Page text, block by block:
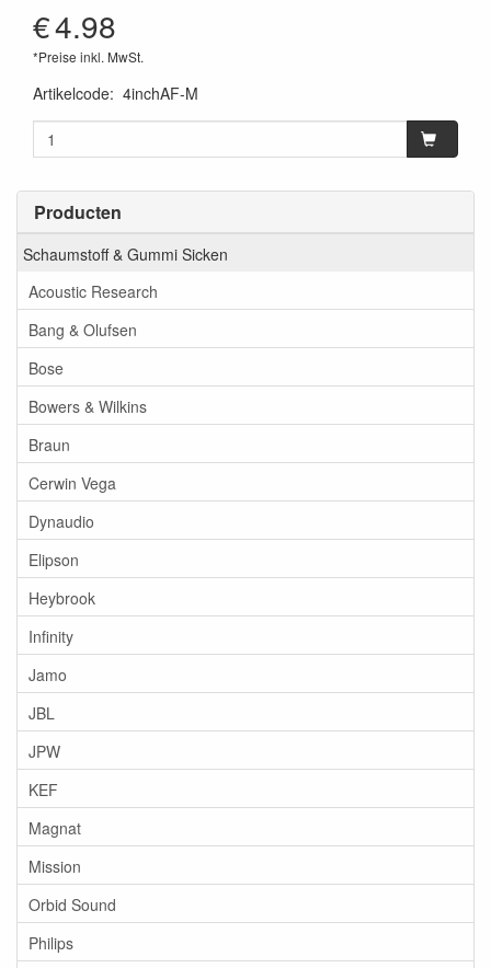
Producten
Schaumstoff & Gummi Sicken
Acoustic Research
Bang & Olufsen
Bose
Bowers & Wilkins
Braun
Cerwin Vega
Dynaudio
Elipson
Heybrook
Infinity
Jamo
JBL
JPW
KEF
Magnat
Mission
Orbid Sound
Philips
€4.98
*Preise inkl. MwSt.
Artikelcode: 4inchAF-M